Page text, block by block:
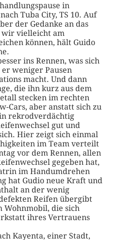
in
Tuba City, TS 10. Auf
der Gedanke an das
wir vielleicht am
können, hält Guido
ins Rennen, was sich
weniger Pausen
macht. Und dann
die ihn kurz aus dem
stecken im rechten
Cars, aber anstatt sich zu
rekrodverdächtig
gut und
Hier zeigt sich einmal
im Team verteilt
vor dem Rennen, allen
gegeben hat,
im Handumdrehen
hat Gudio neue Kraft und
an der wenig
Reifen übergibt
Wohnmobil, die sich
ihres Vertrauens
Kayenta, einer Stadt,